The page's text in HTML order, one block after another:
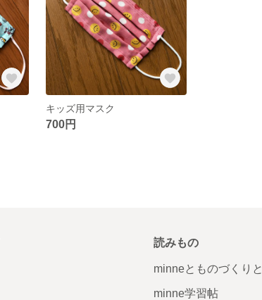
キッズ用マスク
700円
読みもの
minneとものづくりと
minne学習帖